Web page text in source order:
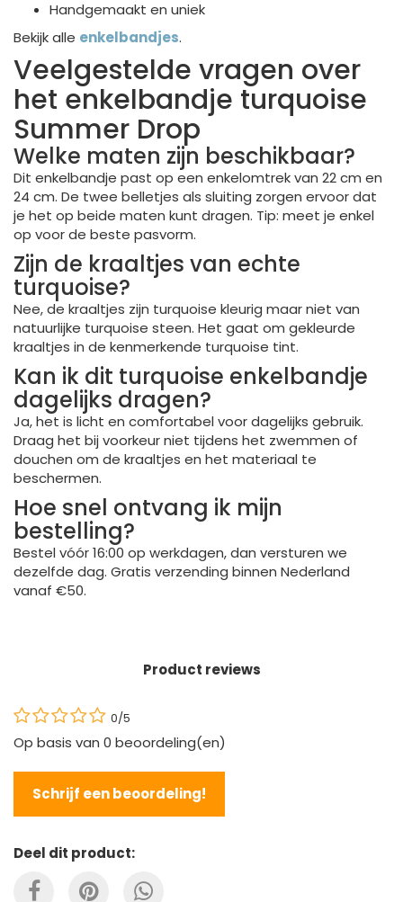
Handgemaakt en uniek
Bekijk alle enkelbandjes.
Veelgestelde vragen over
het enkelbandje turquoise
Summer Drop
Welke maten zijn beschikbaar?
Dit enkelbandje past op een enkelomtrek van 22 cm en
24 cm. De twee belletjes als sluiting zorgen ervoor dat
je het op beide maten kunt dragen. Tip: meet je enkel
op voor de beste pasvorm.
Zijn de kraaltjes van echte
turquoise?
Nee, de kraaltjes zijn turquoise kleurig maar niet van
natuurlijke turquoise steen. Het gaat om gekleurde
kraaltjes in de kenmerkende turquoise tint.
Kan ik dit turquoise enkelbandje
dagelijks dragen?
Ja, het is licht en comfortabel voor dagelijks gebruik.
Draag het bij voorkeur niet tijdens het zwemmen of
douchen om de kraaltjes en het materiaal te
beschermen.
Hoe snel ontvang ik mijn
bestelling?
Bestel vóór 16:00 op werkdagen, dan versturen we
dezelfde dag. Gratis verzending binnen Nederland
vanaf €50.
Product reviews
0/5
Op basis van 0 beoordeling(en)
Schrijf een beoordeling!
Deel dit product: